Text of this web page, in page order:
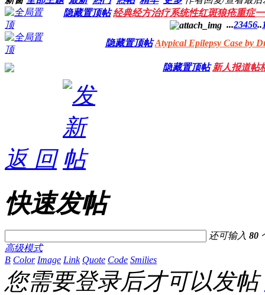
隐藏置顶帖 经典经方治疗系统性红斑狼疮重症
...23456..
隐藏置顶帖 Atypical Epilepsy Case by
隐藏置顶帖 新人报道帖
返 回
快速发帖
还可输入80
高级模式
B Color Image Link Quote Code Smilies
您需要登录后才可以发帖